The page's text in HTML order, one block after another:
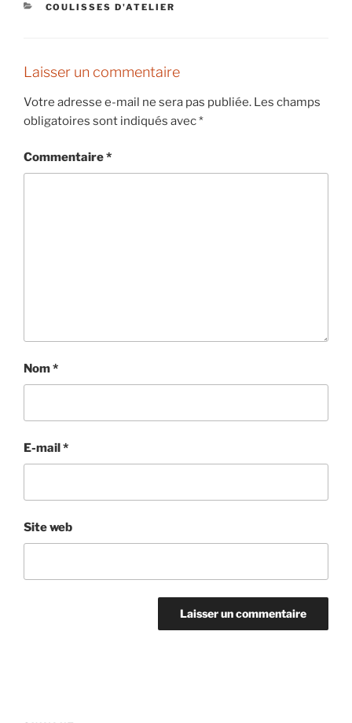
CATÉGORIES
COULISSES D'ATELIER
Laisser un commentaire
Votre adresse e-mail ne sera pas publiée. Les champs
obligatoires sont indiqués avec*
Commentaire*
Nom*
E-mail *
Site web